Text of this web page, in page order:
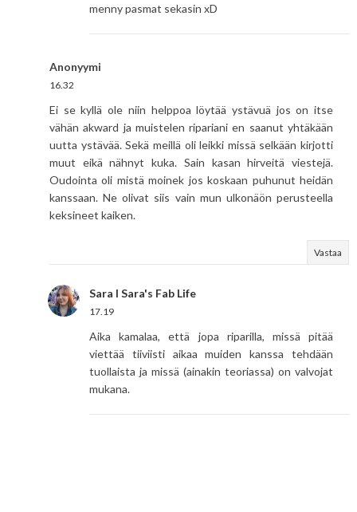
menny pasmat sekasin xD
Anonyymi
16.32
Ei se kyllä ole niin helppoa löytää ystävuä jos on itse
vähän akward ja muistelen ripariani en saanut yhtäkään
uutta ystävää. Sekä meillä oli leikki missä selkään kirjotti
muut eikä nähnyt kuka. Sain kasan hirveitä viestejä.
Oudointa oli mistä moinek jos koskaan puhunut heidän
kanssaan. Ne olivat siis vain mun ulkonäön perusteella
keksineet kaiken.
Vastaa
Sara I Sara's Fab Life
17.19
Aika kamalaa, että jopa riparilla, missä pitää
viettää tiiviisti aikaa muiden kanssa tehdään
tuollaista ja missä (ainakin teoriassa) on valvojat
mukana.